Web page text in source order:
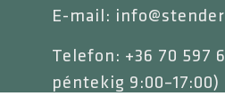
E-mail:
Telefon: +36 70 597
péntekig 9:00–17:00)